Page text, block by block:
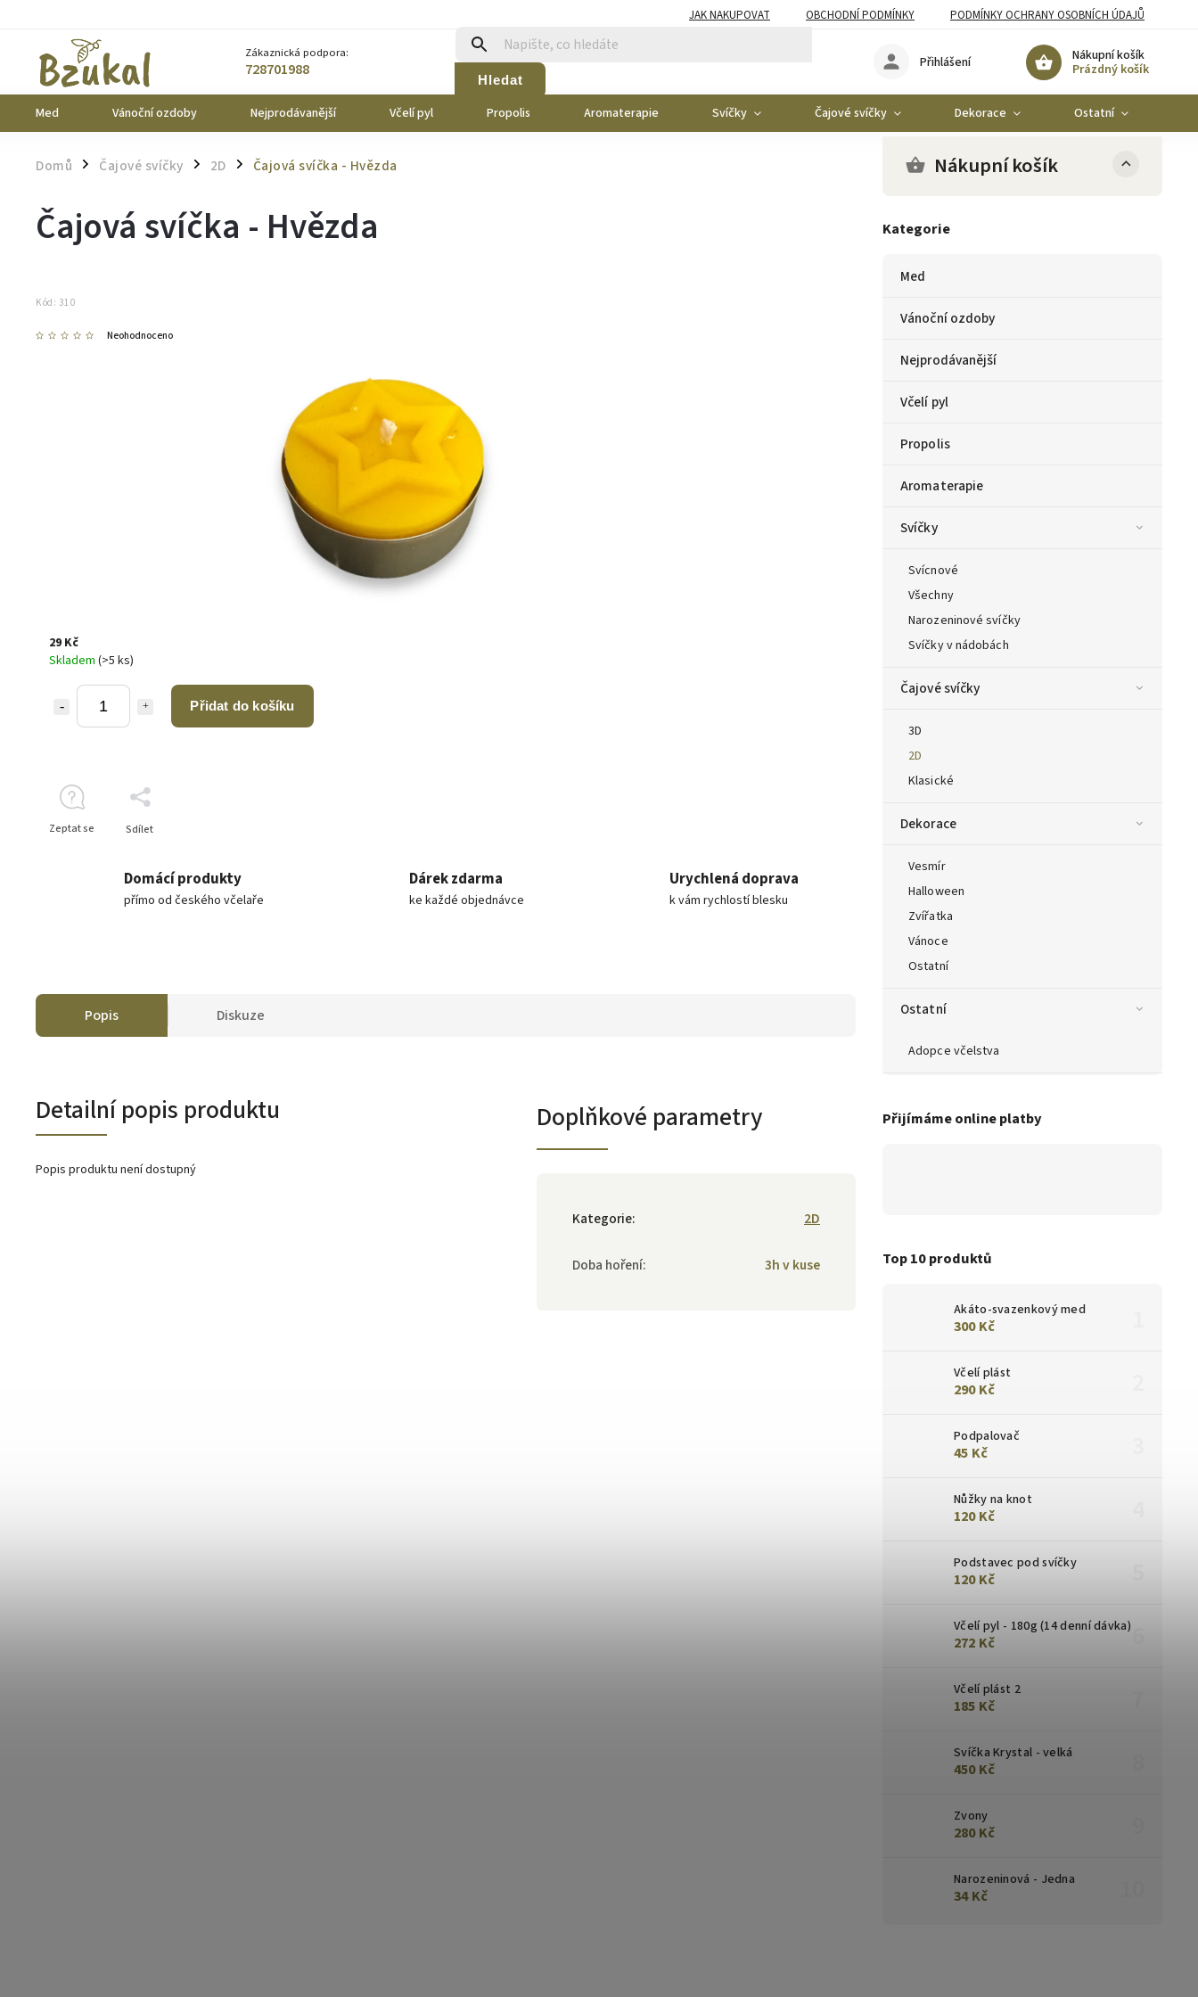
JAK NAKUPOVAT OBCHODNÍ PODMÍNKY PODMÍNKY OCHRANY OSOBNÍCH ÚDAJŮ
Zákaznická podpora:
728701988 Hledat
Nákupní košík
Prázdný košík
Přihlášení
Med Vánoční ozdoby Nejprodávanější Včelí pyl Propolis Aromaterapie Svíčky Čajové svíčky Dekorace Ostatní
Domů / Čajové svíčky / 2D / Čajová svíčka - Hvězda Nákupní košík
Kategorie
Med
Vánoční ozdoby
Nejprodávanější
Včelí pyl
Propolis
Aromaterapie
Svíčky
Svícnové
Všechny
Narozeninové svíčky
Svíčky v nádobách
Čajové svíčky
3D
2D
Klasické
Dekorace
Vesmír
Halloween
Zvířatka
Vánoce
Ostatní
Ostatní
Adopce včelstva
Přijímáme online platby
Top 10 produktů
Akáto-svazenkový med
300 Kč
Včelí plást
290 Kč
Podpalovač
45 Kč
Nůžky na knot
120 Kč
Podstavec pod svíčky
120 Kč
Včelí pyl - 180g (14 denní dávka)
272 Kč
Včelí plást 2
185 Kč
Svíčka Krystal - velká
450 Kč
Zvony
280 Kč
Narozeninová - Jedna
34 Kč
Čajová svíčka - Hvězda
Kód: 310
Neohodnoceno
29 Kč
Skladem (>5 ks)
Přidat do košíku
Zeptat se Sdílet
Domácí produkty
přímo od českého včelaře
Dárek zdarma
ke každé objednávce
Urychlená doprava
k vám rychlostí blesku
Popis Diskuze
Detailní popis produktu
Popis produktu není dostupný
Doplňkové parametry
Kategorie: 2D
Doba hoření: 3h v kuse